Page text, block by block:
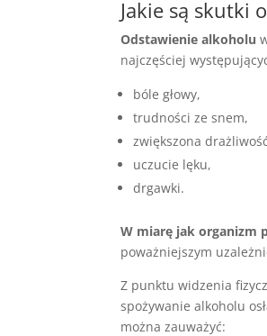
Jakie są skutki
Odstawienie alkoholu
najczęściej
bóle głowy,
trudności ze snem,
zwiększona
uczucie lęku,
drgawki.
W miarę jak organizm
poważniejszym
Z punktu widzenia
spożywanie alkoholu
można zauważyć: